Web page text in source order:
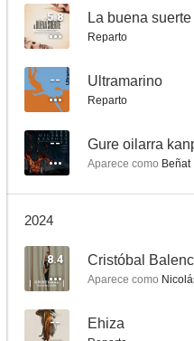
El silencio de la ciudad blanca
5.6
5.8 La buena suerte
Reparto
-- Ultramarino
Reparto
-- Gure oilarra
Aparece como Beñat
2024
8.4 Cristóbal
Aparece como
-- Ehiza